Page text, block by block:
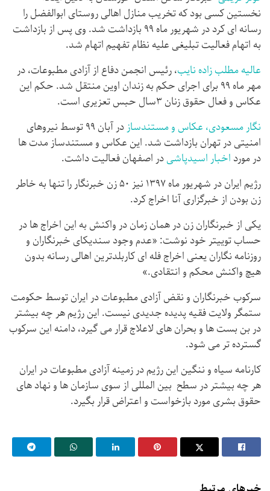
نخستین کسی بود که تخریب منازل اهالی روستای ابوالفضل را
رسانه ای کرد در شهریور ماه ۹۹ بازداشت شد. وی پس از بازداشت
به اتهام فعالیت تبلیغی علیه نظام تفهیم اتهام شد.
عالیه مطلب زاده نایب، رئیس انجمن دفاع از آزادی مطبوعات، در
مهر ماه ۹۹ برای اجرای حکم به زندان اوین منتقل شد. حکم این
عکاس و فعال حقوق زنان ۳سال حبس تعزیری است.
نگار مسعودی، عکاس و مستندساز
در آبان ۹۹ توسط نیروهای
امنیتی در تهران بازداشت شد. این عکاس و مستندساز مدت ها
در مورد اخبار اسیدپاشیدر اصفهان فعالیت داشت.
رژیم ایران در شهریور ماه ۱۳۹۷ نیز ۵۰ زن خبرنگار را تنها به خاطر
زن بودن از خبرگزاری آنا اخراج کرد.
یکی از خبرنگاران زن در همان زمان در واکنش به این اخراج ها در
حساب توییتر خود نوشت: «عدم وجود سندیکای خبرنگاران و
روزنامه نگاران یعنی اخراج فله ای کاربلدترین اهالی رسانه بدون
هیچ واکنش محکم و انتقادی.»
سرکوب خبرنگاران و نقض آزادی مطبوعات در ایران توسط حکومت
ستمگر ولایت فقیه پدیده جدیدی نیست. این رژیم هر چه بیشتر
در بن بست ها و بحران های لاعلاج قرار می گیرد، دامنه این سرکوب
گسترده تر می شود.
کارنامه سیاه و ننگین این رژیم در زمینه آزادی مطبوعات در ایران
هر چه بیشتر در سطح بین المللی از سوی سازمان ها و نهاد های
حقوق بشری مورد بازخواست و اعتراض قرار بگیرد.